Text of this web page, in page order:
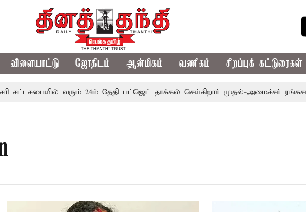
விளையாட்டு ஜோதிடம் ஆன்மிகம் வணிகம் சிறப்புக் கட்டுரைகள்
வரும் 24ம் தேதி பட்ஜெட் தாக்கல் செய்கிறார் முதல்-அமைச்சர் ரங்கசாமி